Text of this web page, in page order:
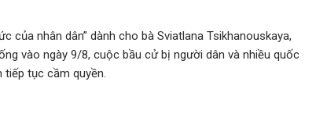
của nhân dân” dành cho bà Sviatlana Tsikhanouskaya,
vào ngày 9/8, cuộc bầu cử bị người dân và nhiều quốc
tục cầm quyền.